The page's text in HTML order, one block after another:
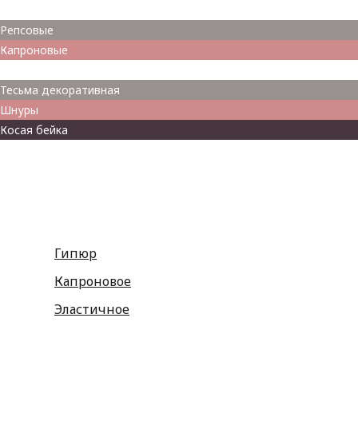
Репсовые
Капроновые
Тесьма декоративная
Шнуры
Косая бейка
Гипюр
Капроновое
Эластичное